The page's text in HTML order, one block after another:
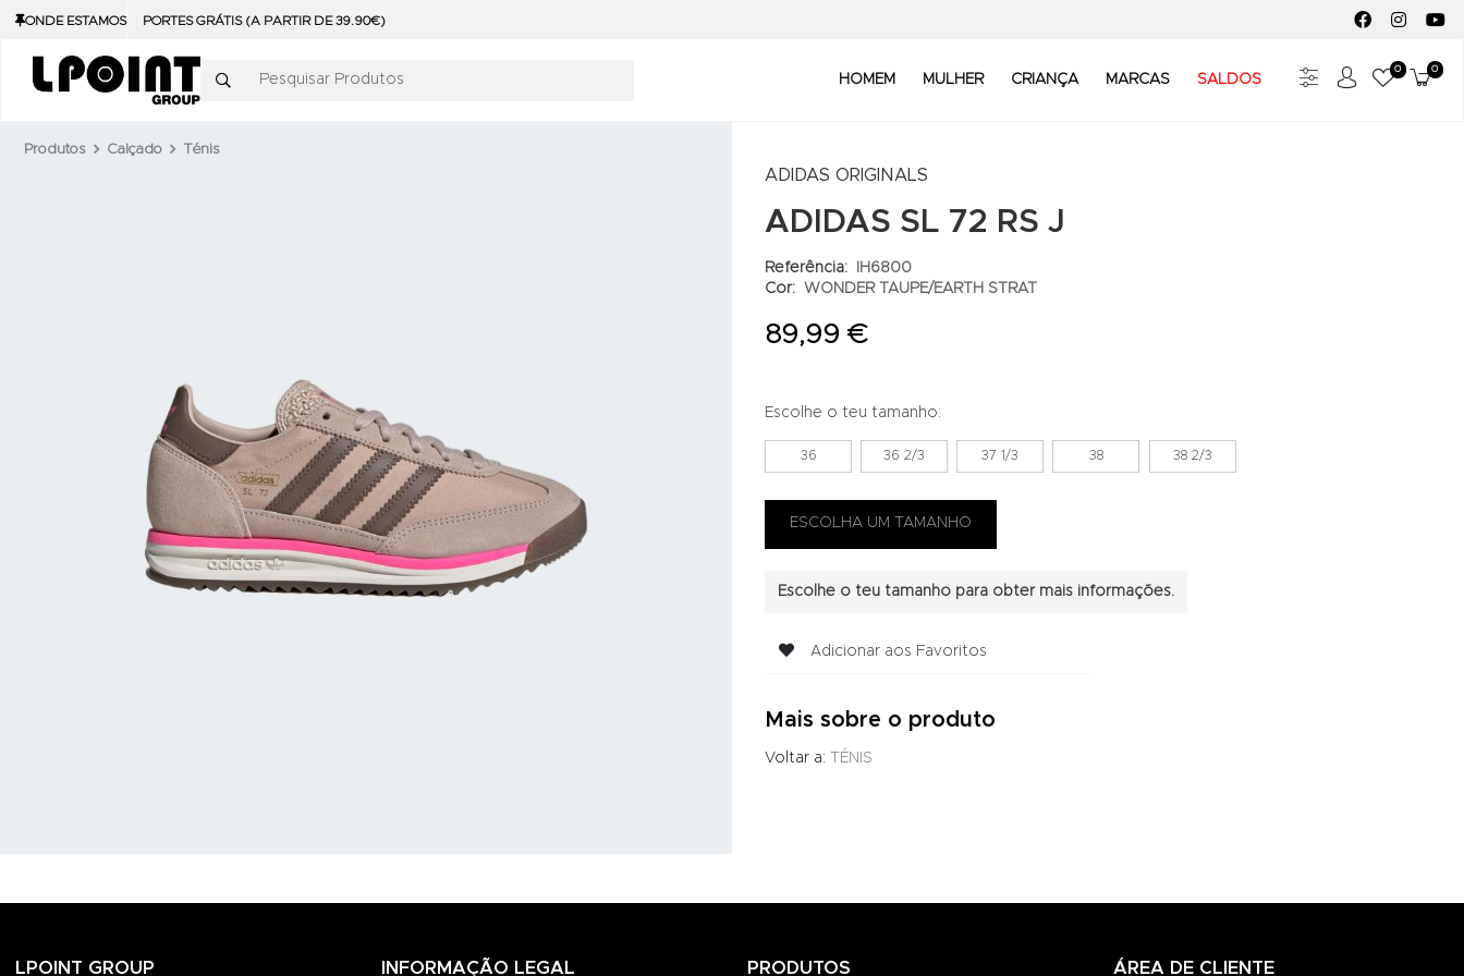
ONDE ESTAMOS PORTES GRÁTIS (A PARTIR DE 39.90€) FACEBOOK
Pesquisar Produtos
HOMEM MULHER CRIANÇA MARCAS SALDOS Meus
0 0
Produtos Calçado Ténis
ADIDAS ORIGINALS
ADIDAS SL 72 RS J
Referência:
IH6800
Cor:
WONDER TAUPE/EARTH STRAT
89,99 €
Escolhe o teu tamanho:
36 36 2/3 37 1/3 38 38 2/3
Escolhe o teu tamanho para obter mais informações.
Adicionar aos Favoritos
Mais sobre o produto
Voltar a: TÉNIS
LPOINT GROUP INFORMAÇÃO LEGAL PRODUTOS ÁREA DE CLIENTE